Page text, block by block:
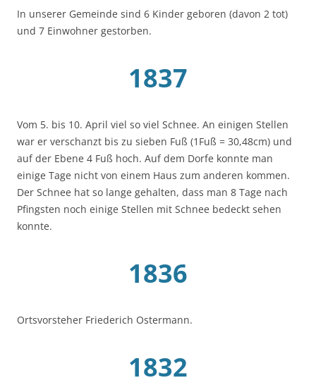
In unserer Gemeinde sind 6 Kinder geboren (davon 2 tot)
und 7 Einwohner gestorben.
1837
Vom 5. bis 10. April viel so viel Schnee. An einigen Stellen
war er verschanzt bis zu sieben Fuß (1Fuß = 30,48cm) und
auf der Ebene 4 Fuß hoch. Auf dem Dorfe konnte man
einige Tage nicht von einem Haus zum anderen kommen.
Der Schnee hat so lange gehalten, dass man 8 Tage nach
Pfingsten noch einige Stellen mit Schnee bedeckt sehen
konnte.
1836
Ortsvorsteher Friederich Ostermann.
1832